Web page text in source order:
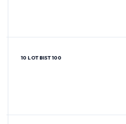
10 LOT BIST 100